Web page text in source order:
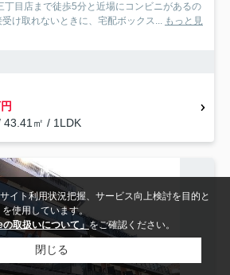
丁目店まで徒歩5分と近場にコンビニがあるの
け取れないときに、宅配ボックス...
もっと見
43.41㎡ / 1LDK
イト利用状況把握、サービス向上検討を目的と
使用しています。
の取扱いについて」をご確認ください。
閉じる